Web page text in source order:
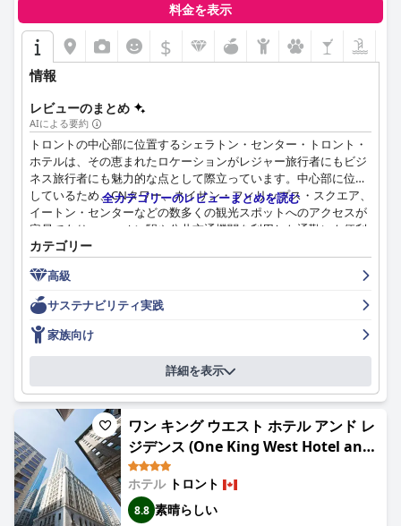
料金を表示
$
情報
レビューのまとめ
AIによる要約
トロントの中心部に位置するシェラトン・センター・トロント・
ホテルは、その恵まれたロケーションがレジャー旅行者にもビジ
ネス旅行者にも魅力的な点として際立っています。中心部に位置
しているため、CNタワー、ネイサン・フィリップス・スクエア、
イートン・センターなどの数多くの観光スポットへのアクセスが
容易であり、ユニオン駅や公共交通機関を利用した通勤にも便利
です。また、この場所からはトロントの活気あるダウンタウンを
一望できる素晴らしいシティスカイラインの景色も楽しめます。
宿泊客からは、手入れの行き届いたジムやユニークな屋内/屋外プ
ールなど、ホテルの施設が常に高く評価されています。これらの
アメニティは、リラックスとフィットネスの両方のニーズに応え
ています。一部エリアでは内装が時代遅れであるという報告もあ
りますが、清掃が行き届いている点は高く評価されており、多く
の人が手入れの行き届いた客室と共用エリアに満足しています。
美しい新しいロビーは、さらに歓迎的な雰囲気を高めています。
シェラトン・センター・トロント・ホテルのスタッフは、プロ意
識、親しみやすさ、そして行き届いたサービスで高い評価を受け
ています。レセプション、ハウスキーピングからドアマン、コン
シェルジュまで、チーム全体が快適な滞在を確保するための努力
が評価されており、ルームアップグレードやパーソナライズされ
たサービスでゲストの期待を超えることもよくあります。
全カテゴリーのレビューまとめを読む
カテゴリー
高級
サステナビリティ実践
家族向け
詳細を表示
ワン キング ウエスト ホテル アンド レ
ジデンス (One King West Hotel and
Residence)
ホテル トロント
8.8 素晴らしい